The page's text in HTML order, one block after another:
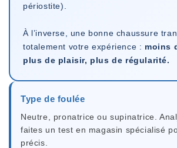
périostite).
À l’inverse, une bonne chaussure
totalement votre expérience : moins
plus de plaisir, plus de régularité.
Type de foulée
Neutre, pronatrice ou supinatrice.
faites un test en magasin spécialisé
précis.